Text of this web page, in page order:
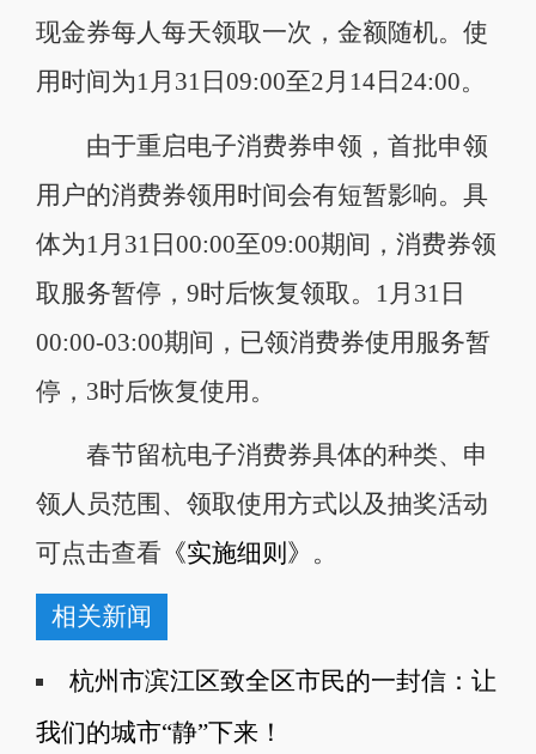
现金券每人每天领取一次，金额随机。使
用时间为1月31日09:00至2月14日24:00。
由于重启电子消费券申领，首批申领
用户的消费券领用时间会有短暂影响。具
体为1月31日00:00至09:00期间，消费券领
取服务暂停，9时后恢复领取。1月31日
00:00-03:00期间，已领消费券使用服务暂
停，3时后恢复使用。
春节留杭电子消费券具体的种类、申
领人员范围、领取使用方式以及抽奖活动
可点击查看 《实施细则》 。
相关新闻
杭州市滨江区致全区市民的一封信：让
我们的城市“静”下来！